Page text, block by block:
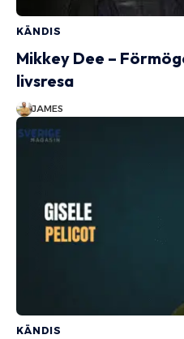
KÄNDIS
Mikkey Dee –
livsresa
JAMES
KÄNDIS